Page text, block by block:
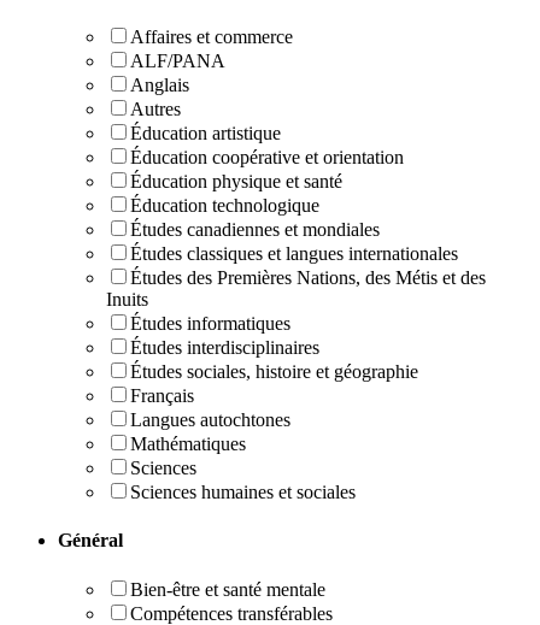
Affaires et commerce
ALF/PANA
Anglais
Autres
Éducation artistique
Éducation coopérative et orientation
Éducation physique et santé
Éducation technologique
Études canadiennes et mondiales
Études classiques et langues internationales
Études des Premières Nations, des Métis et des
Inuits
Études informatiques
Études interdisciplinaires
Études sociales, histoire et géographie
Français
Langues autochtones
Mathématiques
Sciences
Sciences humaines et sociales
Général
Bien-être et santé mentale
Compétences transférables